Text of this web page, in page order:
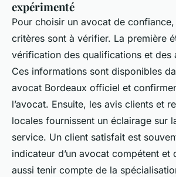
expérimenté
Pour choisir un avocat de
critères sont à vérifier. La première
vérification des qualifications et des
Ces informations sont disponibles
avocat Bordeaux officiel et
l’avocat. Ensuite, les avis clients et
locales fournissent un éclairage sur
service. Un client satisfait est
indicateur d’un avocat compétent et
aussi tenir compte de la